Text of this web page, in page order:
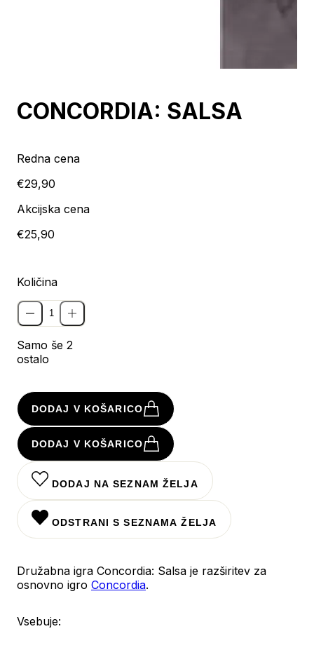
CONCORDIA: SALSA
Redna cena
€29,90
Akcijska cena
€25,90
Količina
Samo še 2
ostalo
DODAJ V KOŠARICO
DODAJ V KOŠARICO
DODAJ NA SEZNAM ŽELJA
ODSTRANI S SEZNAMA ŽELJA
Družabna igra Concordia: Salsa je razširitev za
osnovno igro Concordia.
Vsebuje: